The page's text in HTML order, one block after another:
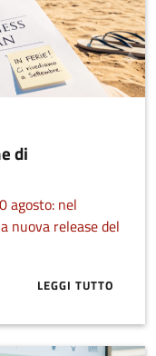
di
agosto: nel
nuova release del
LEGGI TUTTO
ABOUT